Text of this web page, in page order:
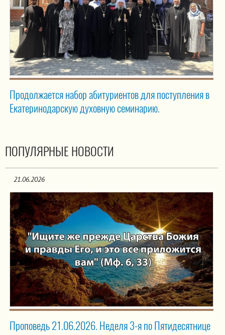
Продолжается набор абитуриентов для поступления в
Екатеринодарскую духовную семинарию.
ПОПУЛЯРНЫЕ НОВОСТИ
21.06.2026
Проповедь 21.06.2026. Неделя 3-я по Пятидесятнице